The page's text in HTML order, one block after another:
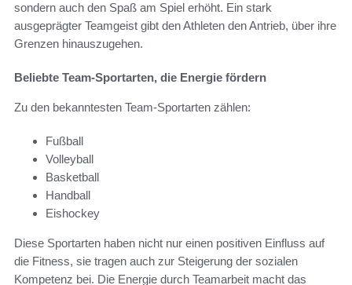
sondern auch den Spaß am Spiel erhöht. Ein stark
ausgeprägter Teamgeist gibt den Athleten den Antrieb, über ihre
Grenzen hinauszugehen.
Beliebte Team-Sportarten, die Energie fördern
Zu den bekanntesten Team-Sportarten zählen:
Fußball
Volleyball
Basketball
Handball
Eishockey
Diese Sportarten haben nicht nur einen positiven Einfluss auf
die Fitness, sie tragen auch zur Steigerung der sozialen
Kompetenz bei. Die Energie durch Teamarbeit macht das